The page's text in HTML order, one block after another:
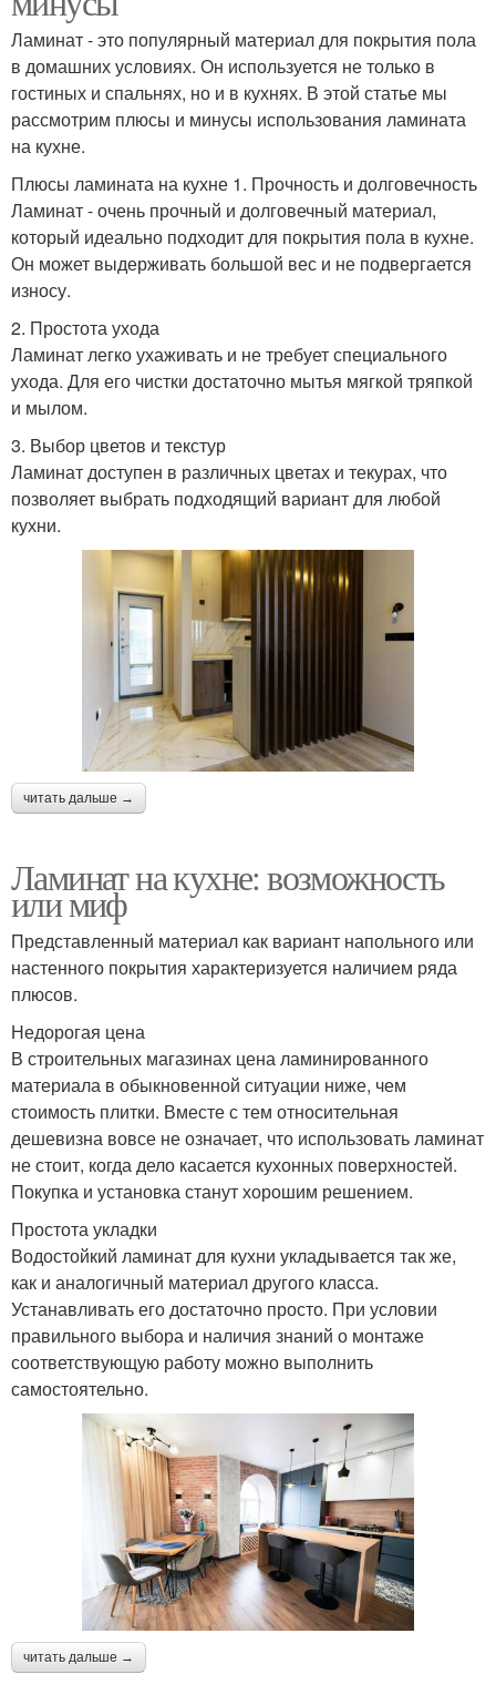
Ламинат - это популярный материал для покрытия пола
в домашних условиях. Он используется не только в
гостиных и спальнях, но и в кухнях. В этой статье мы
рассмотрим плюсы и минусы использования ламината
на кухне.
Плюсы ламината на кухне 1. Прочность и долговечность
Ламинат - очень прочный и долговечный материал,
который идеально подходит для покрытия пола в кухне.
Он может выдерживать большой вес и не подвергается
износу.
2. Простота ухода
Ламинат легко ухаживать и не требует специального
ухода. Для его чистки достаточно мытья мягкой тряпкой
и мылом.
3. Выбор цветов и текстур
Ламинат доступен в различных цветах и текурах, что
позволяет выбрать подходящий вариант для любой
кухни.
читать дальше →
Ламинат на кухне: возможность
или миф
Представленный материал как вариант напольного или
настенного покрытия характеризуется наличием ряда
плюсов.
Недорогая цена
В строительных магазинах цена ламинированного
материала в обыкновенной ситуации ниже, чем
стоимость плитки. Вместе с тем относительная
дешевизна вовсе не означает, что использовать ламинат
не стоит, когда дело касается кухонных поверхностей.
Покупка и установка станут хорошим решением.
Простота укладки
Водостойкий ламинат для кухни укладывается так же,
как и аналогичный материал другого класса.
Устанавливать его достаточно просто. При условии
правильного выбора и наличия знаний о монтаже
соответствующую работу можно выполнить
самостоятельно.
читать дальше →